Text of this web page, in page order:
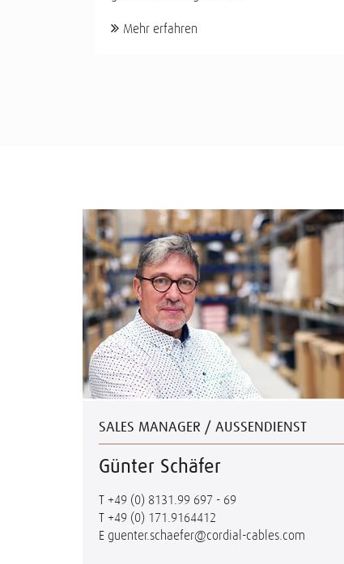
Mehr erfahren
SALES MANAGER / AUSSENDIENST
Günter Schäfer
T +49 (0) 8131.99 697 - 69
T +49 (0) 171.9164412
E guenter.schaefer@cordial-cables.com